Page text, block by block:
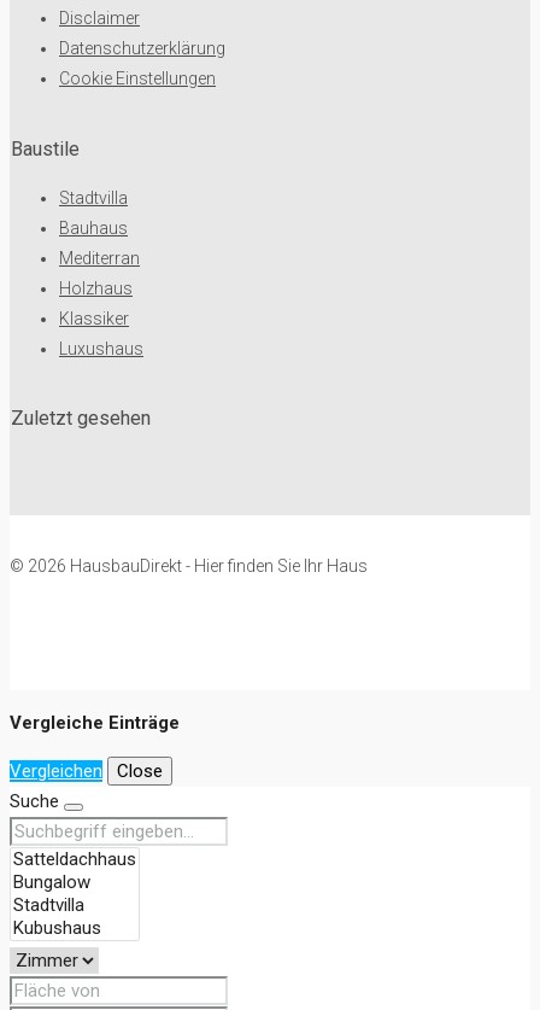
Baustile
Stadtvilla
Bauhaus
Mediterran
Holzhaus
Klassiker
Luxushaus
Disclaimer
Datenschutzerklärung
Cookie Einstellungen
Zuletzt gesehen
© 2026 HausbauDirekt - Hier finden Sie Ihr Haus
Vergleiche Einträge
Vergleichen
Close
Suche